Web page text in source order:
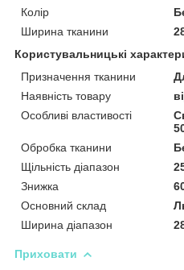
Колір
Ширина тканини
Користувальницькі
Призначення тканини
Наявність товару
Особливі властивості
Обробка тканини
Щільність діапазон
Знижка
Основний склад
Ширина діапазон
Приховати